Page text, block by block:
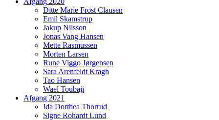
Ditte Marie Frost Clausen
Emil Skamstrup
Jakup Nilsson
Jonas Vang Hansen
Mette Rasmussen
Morten Larsen
Rune Viggo Jørgensen
Sara Arenfeldt Kragh
Tao Hansen
Wael Toubaji
Afgang 2021
Ida Dorthea Thorrud
Signe Rohardt Lund